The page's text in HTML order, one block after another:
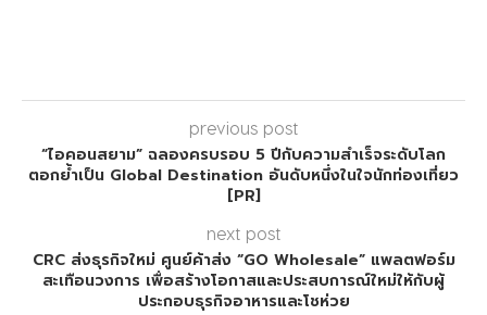
previous post
“ไอคอนสยาม” ฉลองครบรอบ 5 ปีกับความสำเร็จระดับโลก
ตอกย้ำเป็น Global Destination อันดับหนึ่งในใจนักท่องเที่ยว
[PR]
next post
CRC ส่งธุรกิจใหม่ ศูนย์ค้าส่ง “GO Wholesale” แพลตฟอร์ม
สะเทือนวงการ เพื่อสร้างโอกาสและประสบการณ์ใหม่ให้กับผู้
ประกอบธุรกิจอาหารและโชห่วย